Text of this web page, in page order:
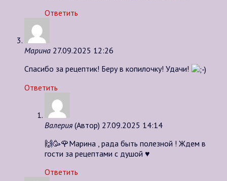
Ответить
Марина 27.09.2025 12:26
Спасибо за рецептик! Беру в копилочку! Удачи!
Ответить
Валерия (Автор) 27.09.2025 14:14
🙌🥳🌹Марина , рада быть полезной ! Ждем в
гости за рецептами с душой ♥️
Ответить